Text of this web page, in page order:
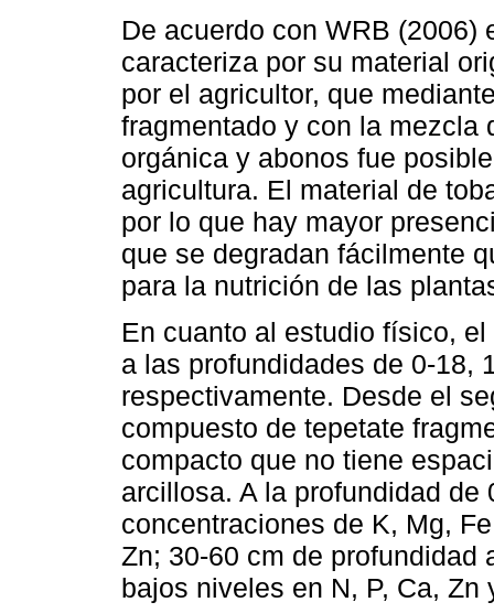
De acuerdo con WRB (2006)
caracteriza por su material
por el agricultor, que
fragmentado y con la mezcla
orgánica y abonos fue
agricultura. El material de
por lo que hay mayor
que se degradan fácilmente
para la nutrición de las
En cuanto al estudio físico,
a las profundidades de 0-18,
respectivamente. Desde el
compuesto de tepetate
compacto que no tiene
arcillosa. A la profundidad
concentraciones de K, Mg,
Zn; 30-60 cm de profundidad
bajos niveles en N, P, Ca, Zn